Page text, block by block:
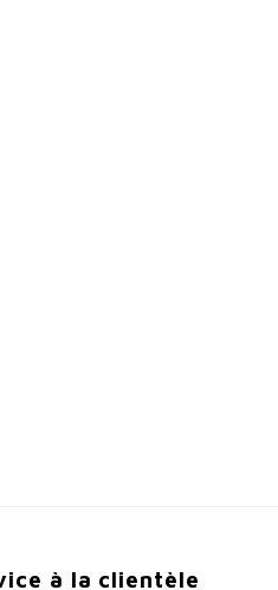
à la clientèle